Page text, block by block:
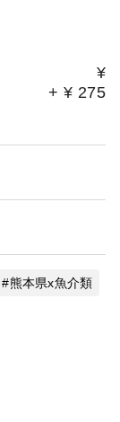
グ 3位
¥
+ ¥ 275
熊本県x魚介類